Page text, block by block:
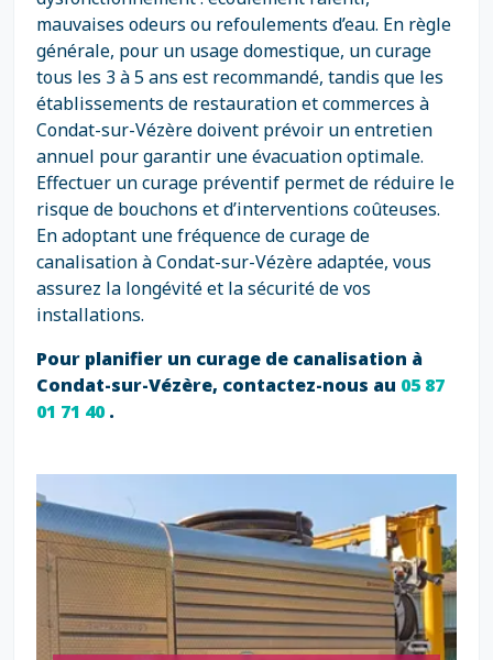
mauvaises odeurs ou refoulements d’eau. En règle
générale, pour un usage domestique, un curage
tous les 3 à 5 ans est recommandé, tandis que les
établissements de restauration et commerces à
Condat-sur-Vézère doivent prévoir un entretien
annuel pour garantir une évacuation optimale.
Effectuer un curage préventif permet de réduire le
risque de bouchons et d’interventions coûteuses.
En adoptant une fréquence de curage de
canalisation à Condat-sur-Vézère adaptée, vous
assurez la longévité et la sécurité de vos
installations.
Pour planifier un curage de canalisation à
Condat-sur-Vézère, contactez-nous au 05 87
01 71 40.